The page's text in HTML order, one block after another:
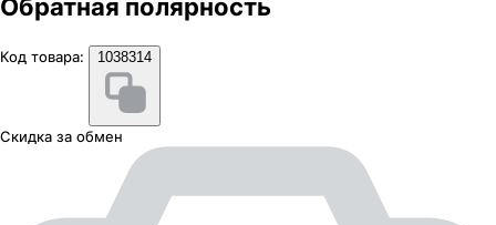
Обратная полярность
Код товара: 1038314
Скидка за обмен